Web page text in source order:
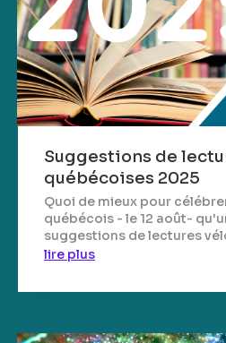
Suggestions de
québécoises 2025
Quoi de mieux pour
québécois - le 12 août-
suggestions de lectures
lire plus